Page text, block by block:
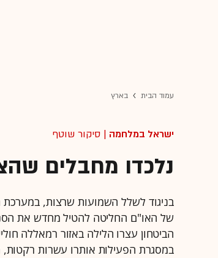
עמוד הבית בארץ
ישראל במלחמה | סיקור שוטף
נלכדו מחבלים
בניגוד לשלל השמועות שרצות, במערכת
הביטחון עצרו הלילה באזור רמאללה
במסגרת הפעילות אותרו עשרות רקטות,